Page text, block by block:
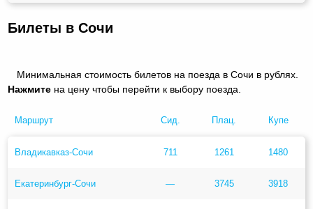
Билеты в Сочи
Минимальная стоимость билетов на поезда в Сочи в рублях.
Нажмите на цену чтобы перейти к выбору поезда.
Маршрут Сид. Плац. Купе
Владикавказ-Сочи 711 1261 1480
Екатеринбург-Сочи — 3745 3918